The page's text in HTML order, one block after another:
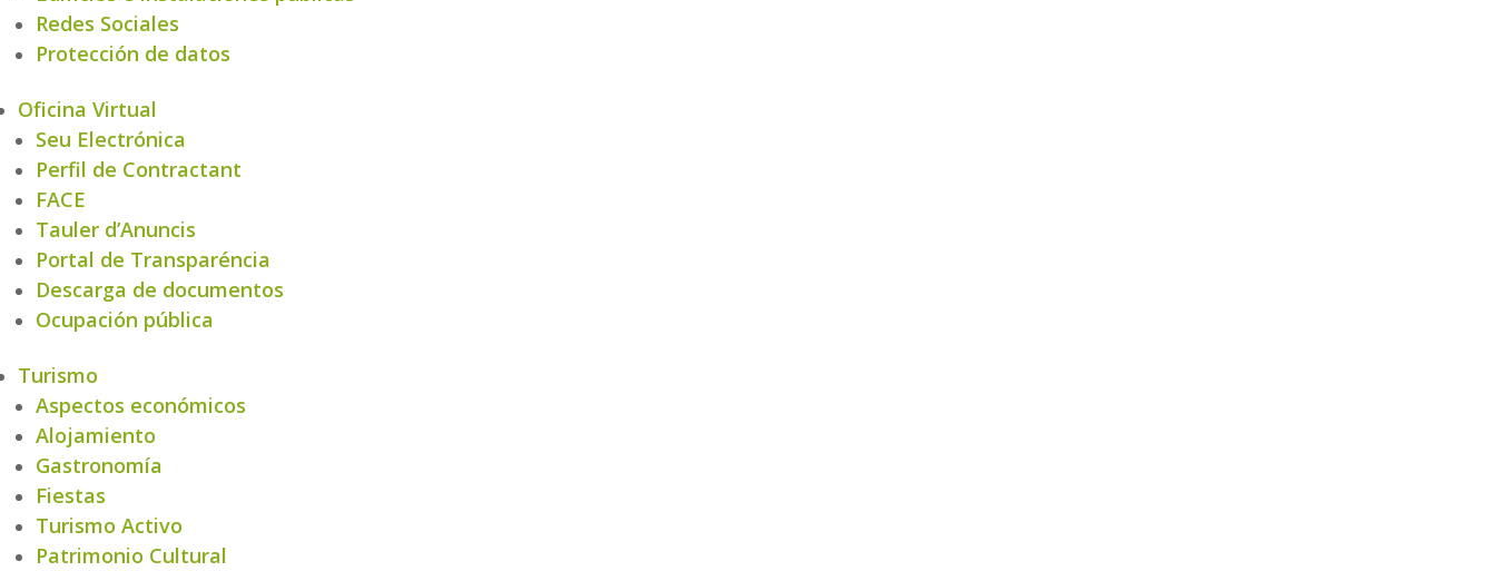
Redes Sociales
Protección de datos
Oficina Virtual
Seu Electrónica
Perfil de Contractant
FACE
Tauler d’Anuncis
Portal de Transparéncia
Descarga de documentos
Ocupación pública
Turismo
Aspectos económicos
Alojamiento
Gastronomía
Fiestas
Turismo Activo
Patrimonio Cultural